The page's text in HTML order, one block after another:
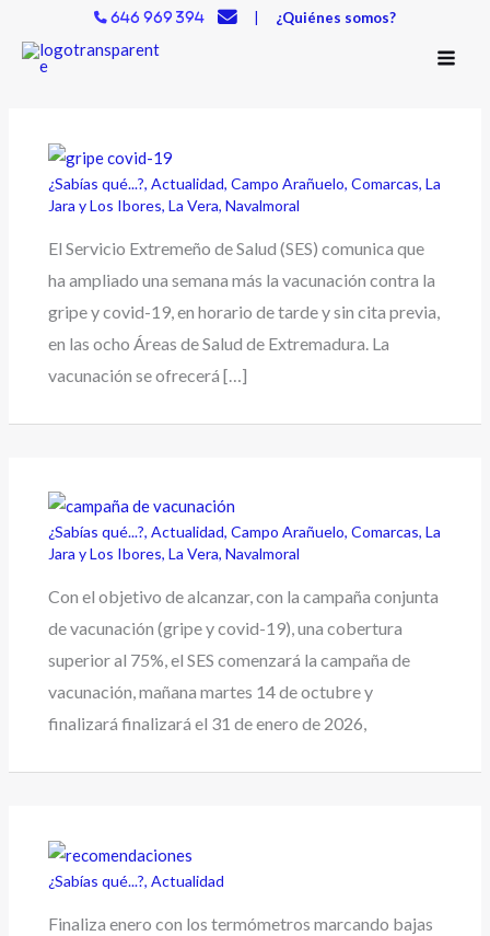
contenido
646 969 394 | ¿Quiénes somos?
¿Sabías qué...?,Actualidad,Campo Arañuelo,Comarcas,La
Jara y Los Ibores,La Vera,Navalmoral
El Servicio Extremeño de Salud (SES) comunica que
ha ampliado una semana más la vacunación contra la
gripe y covid-19, en horario de tarde y sin cita previa,
en las ocho Áreas de Salud de Extremadura. La
vacunación se ofrecerá […]
¿Sabías qué...?,Actualidad,Campo Arañuelo,Comarcas,La
Jara y Los Ibores,La Vera,Navalmoral
Con el objetivo de alcanzar, con la campaña conjunta
de vacunación (gripe y covid-19), una cobertura
superior al 75%, el SES comenzará la campaña de
vacunación, mañana martes 14 de octubre y
finalizará finalizará el 31 de enero de 2026,
¿Sabías qué...?,Actualidad
Finaliza enero con los termómetros marcando bajas